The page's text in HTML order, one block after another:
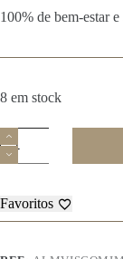
100% de bem-estar e
8 em stock
Quantidade
de
Almofada
Favoritos